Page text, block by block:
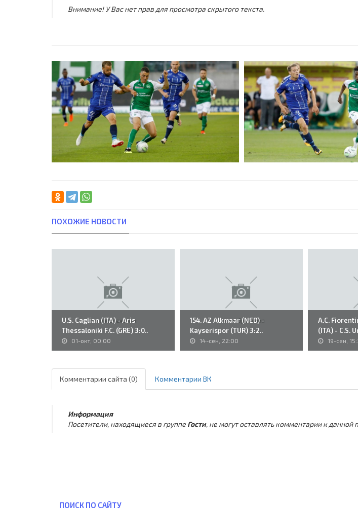
Внимание! У Вас нет прав для просмотра скрытого текста.
ПОХОЖИЕ НОВОСТИ
U.S. Caglian (ITA) - Aris
Thessaloniki F.C. (GRE) 3:0..
01-окт, 00:00
154. AZ Alkmaar (NED) -
Kayserispor (TUR) 3:2..
14-сен, 22:00
A.C.
(ITA) - C.S.
19-сен,
Комментарии сайта (0) Комментарии ВК
Информация
Посетители, находящиеся в группе Гости, не могут оставлять комментарии к данной
ПОИСК ПО САЙТУ